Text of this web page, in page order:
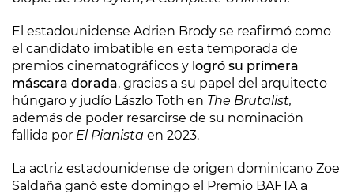
El estadounidense Adrien Brody se reafirmó como
el candidato imbatible en esta temporada de
premios cinematográficos y logró su primera
máscara dorada, gracias a su papel del arquitecto
húngaro y judío Lászlo Toth en The Brutalist,
además de poder resarcirse de su nominación
fallida por El Pianista en 2023.
La actriz estadounidense de origen dominicano Zoe
Saldaña ganó este domingo el Premio BAFTA a